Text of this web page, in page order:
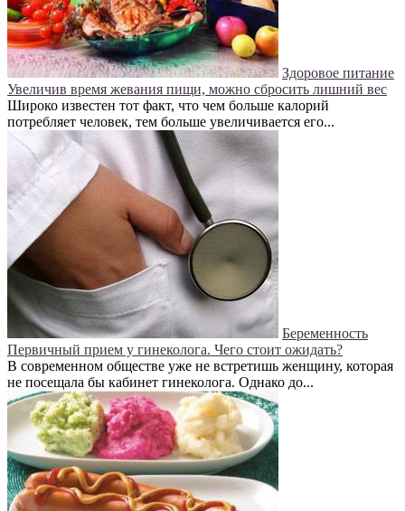
Здоровое питание
Увеличив время жевания пищи, можно сбросить лишний вес
Широко известен тот факт, что чем больше калорий
потребляет человек, тем больше увеличивается его...
Беременность
Первичный прием у гинеколога. Чего стоит ожидать?
В современном обществе уже не встретишь женщину, которая
не посещала бы кабинет гинеколога. Однако до...